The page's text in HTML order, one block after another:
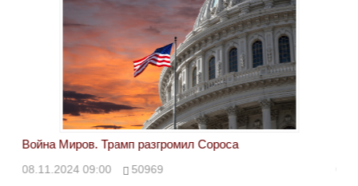
Война Миров. Трамп разгромил Сороса
08.11.2024 09:00 50969